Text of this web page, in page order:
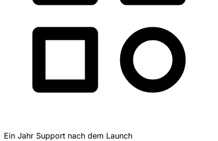
Ein Jahr Support nach dem Launch